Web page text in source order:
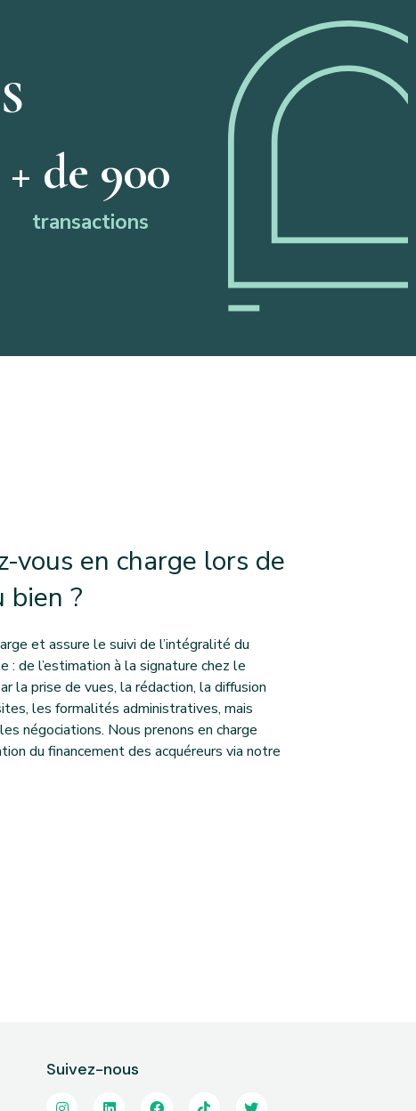
+ de 900
transactions
vous en charge lors de
bien ?
et assure le suivi de l’intégralité du
: de l’estimation à la signature chez le
la prise de vues, la rédaction, la diffusion
les formalités administratives, mais
négociations. Nous prenons en charge
du financement des acquéreurs via notre
Suivez-nous